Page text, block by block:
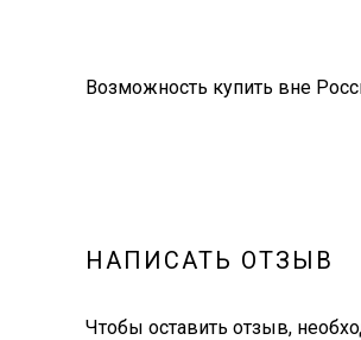
Возможность купить вне
НАПИСАТЬ ОТЗЫВ
Чтобы оставить отзыв,